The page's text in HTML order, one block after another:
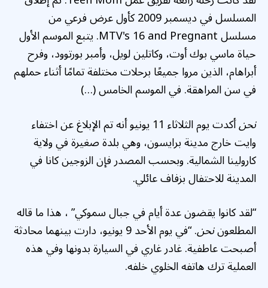
المسلسل في ديسمبر 2009 كأول عرض فرعي من
مسلسل MTV's 16 and Pregnant. يتبع الموسم الأول
حياة ماسي بوك أوت، وكاتلين لويل، وأمبر بورتوود، وفرح
أبراهام، الذين مروا جميعًا برحلات مختلفة تمامًا أثناء حملهم
في سن المراهقة. في الموسم الخامس (…)
نحن
أكدت يوم الثلاثاء 11 يونيو أنه تم الإبلاغ عن اختفاء
وايت خارج مدينة برايسون، وهي بلدة صغيرة في ولاية
كارولينا الشمالية. وبحسب المصدر فإن الزوجين كانا في
المدينة للاحتفال بزفاف عائلي.
“لقد كانوا يقضون عدة أيام في جبال سموكي” ، هذا ما قاله
المطلعوننحن . “في يوم الأحد 9 يونيو، دارت بينهما محادثة
أصبحت عاطفية. غادر غاري في السيارة بدونها وفي هذه
العملية ترك هاتفه الخلوي خلفه.